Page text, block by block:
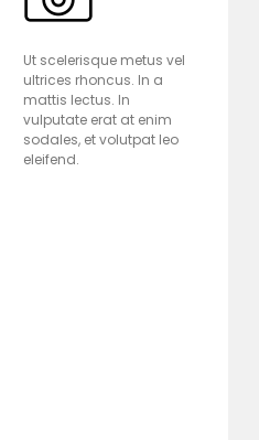
Ut scelerisque metus vel
ultrices rhoncus. In a
mattis lectus. In
vulputate erat at enim
sodales, et volutpat leo
eleifend.